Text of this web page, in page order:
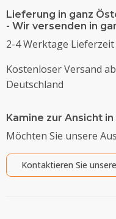
Lieferung in ganz
- Wir versenden in
2-4 Werktage
Kostenloser Versand
Deutschland
Kamine zur Ansicht
Möchten Sie unsere
Kontaktieren Sie